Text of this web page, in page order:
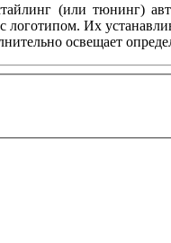
(или тюнинг)
Их
освещает